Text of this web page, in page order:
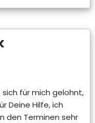
sich für mich gelohnt,
Deine Hilfe, ich
den Terminen sehr